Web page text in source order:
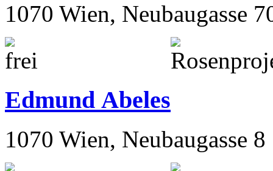
1070 Wien, Neubaugasse
Edmund Abeles
1070 Wien, Neubaugasse 8